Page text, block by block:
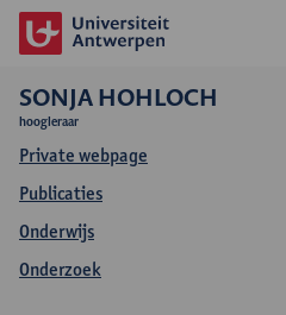
SONJA HOHLOCH
hoogleraar
Private webpage
Publicaties
Onderwijs
Onderzoek